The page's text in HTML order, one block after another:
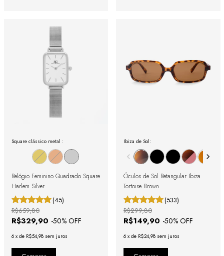
Square clássico metal :
Relógio Feminino Quadrado Square
Harlem Silver
(45)
R$329,90 -50% OFF
R$659,80
6 x de R$54,98 sem juros
Ibiza de Sol:
Óculos de Sol Retangular Ibiza
Tortoise Brown
(533)
R$149,90 -50% OFF
R$299,80
6 x de R$24,98 sem juros